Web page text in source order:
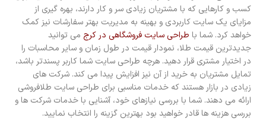
کسب و کارهایی که با مشتریان زیادی سر و کار دارند، بهره گیری از
مزایای یک سایت کاربردی و بهینه به مدیریت بهتر سفارشات نیز کمک
خواهد کرد. شما با طراحی سایت فروشگاهی در کرج می توانید
جدیدترین قیمت طلا، نمودار قیمت در طول زمان و سایر محاسبات را
در اختیار مشتری قرار دهید. هرچه طراحی سایت شما کاربر پسندتر باشد،
تمایل مشتریان به خرید از آن نیز افزایش پیدا می کند. شرکت های
زیادی در بازار هستند که خدمات مناسبی برای طراحی سایت طلافروشی
ارائه می دهند. شما با بررسی نیازهای خود، آشنایی با خدمات شرکت ها و
بررسی هزینه ها قادر خواهید بود بهترین گزینه را انتخاب نمایید.